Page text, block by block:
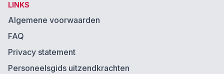
LINKS
Algemene voorwaarden
FAQ
Privacy statement
Personeelsgids uitzendkrachten